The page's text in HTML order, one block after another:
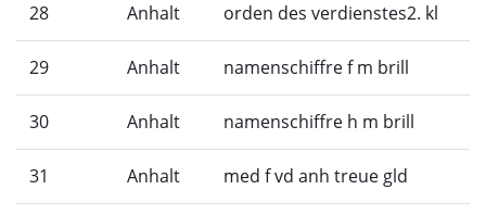
28 Anhalt orden des verdienstes2. kl
29 Anhalt namenschiffre f m brill
30 Anhalt namenschiffre h m brill
31 Anhalt med f vd anh treue gld